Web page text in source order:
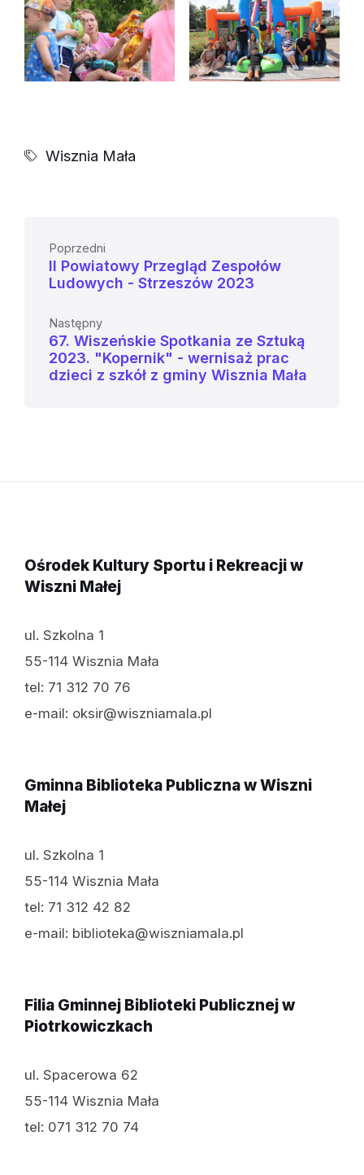
Wisznia Mała
Poprzedni
II Powiatowy Przegląd Zespołów
Ludowych - Strzeszów 2023
Następny
67. Wiszeńskie Spotkania ze Sztuką
2023. "Kopernik" - wernisaż prac
dzieci z szkół z gminy Wisznia Mała
Ośrodek Kultury Sportu i Rekreacji w
Wiszni Małej
ul. Szkolna 1
55-114 Wisznia Mała
tel: 71 312 70 76
e-mail: oksir@wiszniamala.pl
Gminna Biblioteka Publiczna w Wiszni
Małej
ul. Szkolna 1
55-114 Wisznia Mała
tel: 71 312 42 82
e-mail: biblioteka@wiszniamala.pl
Filia Gminnej Biblioteki Publicznej w
Piotrkowiczkach
ul. Spacerowa 62
55-114 Wisznia Mała
tel: 071 312 70 74